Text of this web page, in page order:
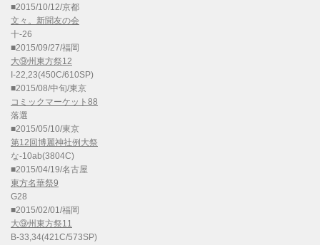
■2015/10/12/京都
文々。新聞友の会
十-26
■2015/09/27/福岡
大⑨州東方祭12
I-22,23(450C/610SP)
■2015/08/中旬/東京
コミックマーケット88
落選
■2015/05/10/東京
第12回博麗神社例大祭
な-10ab(3804C)
■2015/04/19/名古屋
東方名華祭9
G28
■2015/02/01/福岡
大⑨州東方祭11
B-33,34(421C/573SP)